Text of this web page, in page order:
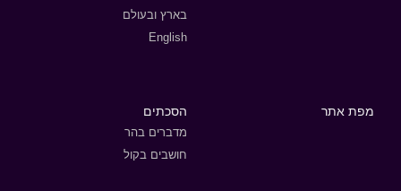
בארץ ובעולם
English
מפת אתר הסכתים
מדברים בהר
חושבים בקול